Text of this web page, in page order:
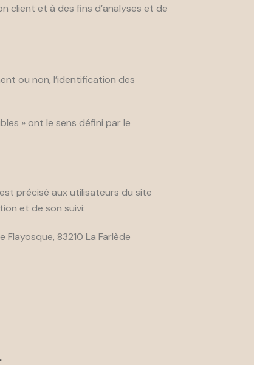
client et à des fins d’analyses et de
ou non, l’identification des
» ont le sens défini par le
précisé aux utilisateurs du site
et de son suivi:
Flayosque, 83210 La Farlède